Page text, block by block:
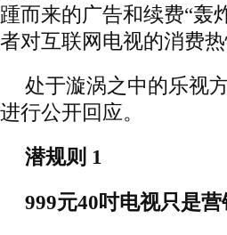
踵而来的广告和续费“轰
者对互联网电视的消费热
处于漩涡之中的乐视
进行公开回应。
潜规则 1
999元40吋电视只是